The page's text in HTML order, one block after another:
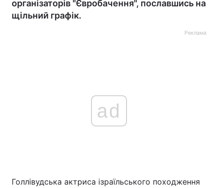
Головна Війна
організаторів "Євробачення", пославшись на
щільний графік.
Реклама
ad
Голлівудська актриса ізраїльського походження